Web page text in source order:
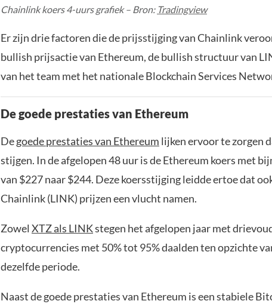
Chainlink koers 4-uurs grafiek – Bron: Tradingview
Er zijn drie factoren die de prijsstijging van Chainlink
bullish prijsactie van Ethereum, de bullish structuur van
van het team met het nationale Blockchain Services
De goede prestaties van Ethereum
Degoede prestaties van Ethereum lijken ervoor te zorgen
stijgen. In de afgelopen 48 uur is de Ethereum koers met
van $227 naar $244. Deze koersstijging leidde ertoe dat
Chainlink (LINK) prijzen een vlucht namen.
Zowel XTZ als LINKstegen het afgelopen jaar met
cryptocurrencies met 50% tot 95% daalden ten opzichte
dezelfde periode.
Naast de goede prestaties van Ethereum is een stabiele